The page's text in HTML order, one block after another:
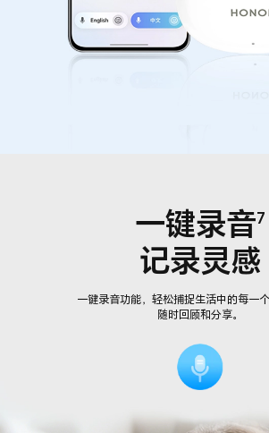
一键录音7
记录灵感
一键录音功能，轻松捕捉生活中的每一个
随时回顾和分享。